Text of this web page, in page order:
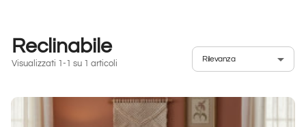
Reclinabile
Visualizzati 1-1 su 1 articoli